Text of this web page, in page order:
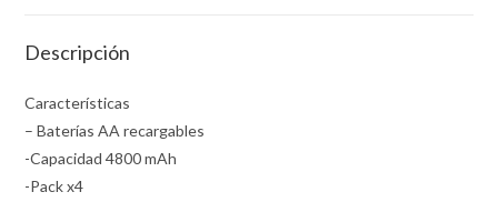
Descripción
Características
– Baterías AA recargables
-Capacidad 4800 mAh
-Pack x4